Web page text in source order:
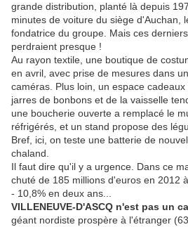
grande distribution, planté là depuis
minutes de voiture du siège d'Auchan,
fondatrice du groupe. Mais ces
perdraient presque !
Au rayon textile, une boutique de
en avril, avec prise de mesures dans
caméras. Plus loin, un espace
jarres de bonbons et de la vaisselle
une boucherie ouverte a remplacé le
réfrigérés, et un stand propose des
Bref, ici, on teste une batterie de
chaland.
Il faut dire qu'il y a urgence. Dans ce
chuté de 185 millions d'euros en 2012
- 10,8% en deux ans...
VILLENEUVE-D'ASCQ n'est pas un
géant nordiste prospère à l'étranger